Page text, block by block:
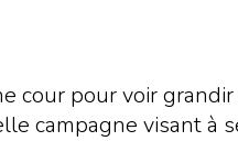
cour pour voir grandir
campagne visant à